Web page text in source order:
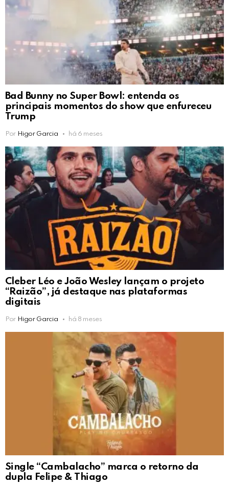
Bad Bunny no Super Bowl: entenda os
principais momentos do show que enfureceu
Trump
Por Higor Garcia há 6 meses
Cleber Léo e João Wesley lançam o projeto
“Raizão”, já destaque nas plataformas
digitais
Por Higor Garcia há 8 meses
Single “Cambalacho” marca o retorno da
dupla Felipe & Thiago